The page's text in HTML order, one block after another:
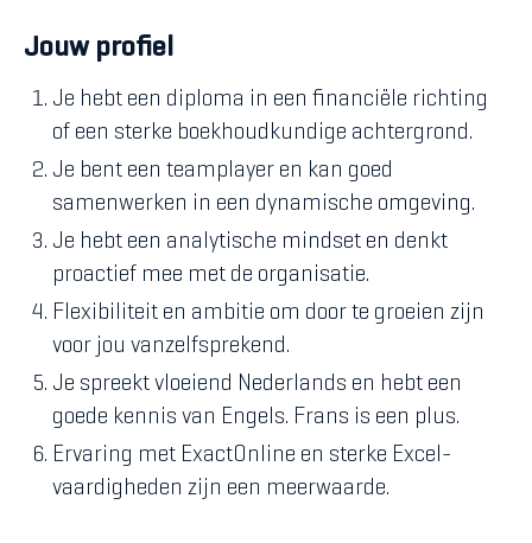
Jouw profiel
Je hebt een diploma in een financiële richting
of een sterke boekhoudkundige achtergrond.
Je bent een teamplayer en kan goed
samenwerken in een dynamische omgeving.
Je hebt een analytische mindset en denkt
proactief mee met de organisatie.
Flexibiliteit en ambitie om door te groeien zijn
voor jou vanzelfsprekend.
Je spreekt vloeiend Nederlands en hebt een
goede kennis van Engels. Frans is een plus.
Ervaring met ExactOnline en sterke Excel-
vaardigheden zijn een meerwaarde.